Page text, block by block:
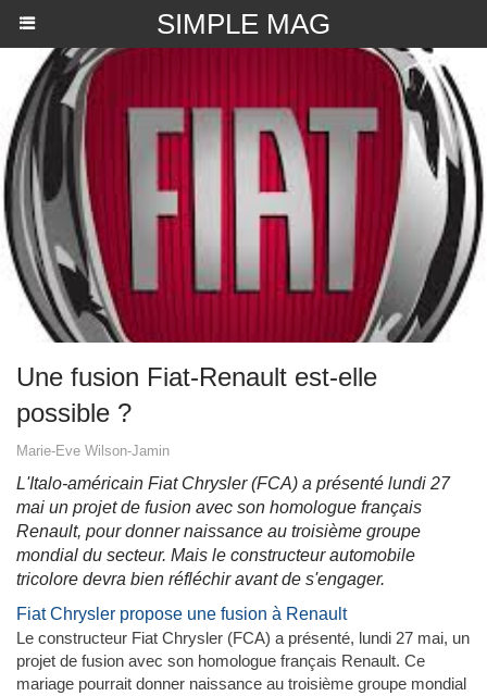
SIMPLE MAG
Une fusion Fiat-Renault est-elle
possible ?
Marie-Eve Wilson-Jamin
L'Italo-américain Fiat Chrysler (FCA) a présenté lundi 27
mai un projet de fusion avec son homologue français
Renault, pour donner naissance au troisième groupe
mondial du secteur. Mais le constructeur automobile
tricolore devra bien réfléchir avant de s'engager.
Fiat Chrysler propose une fusion à Renault
Le constructeur Fiat Chrysler (FCA) a présenté, lundi 27 mai, un
projet de fusion avec son homologue français Renault. Ce
mariage pourrait donner naissance au troisième groupe mondial